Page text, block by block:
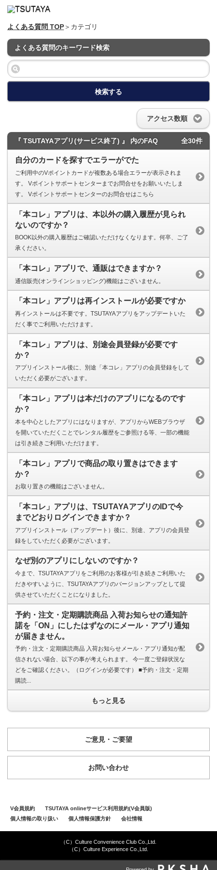
よくある質問 TOP＞カテゴリ
よくある質問のキーワード検索
検索する
アクセス数順
『 TSUTAYAアプリ(サービス終了) 』 内のFAQ 全30件
自分のカードを探すでエラーがでた
ご利用中のVポイントカードが複数ある場合エラーが表示されま
す。 Vポイントサポートセンターまでお問合せをお願いいたしま
す。 Vポイントサポートセンターのお問合せはこちら
「本コレ」アプリは、本以外の購入履歴が見られ
ないのですか？
BOOK以外の購入履歴はご確認いただけなくなります。何卒、ご了
承ください。
「本コレ」アプリで、通販はできますか？
通信販売(オンラインショッピング)機能はございません。
「本コレ」アプリは再インストールが必要ですか
再インストールは不要です。TSUTAYAアプリをアップデートいた
だく事でご利用いただけます。
「本コレ」アプリは、別途会員登録が必要です
か？
アプリインストール後に、別途「本コレ」アプリの会員登録をして
いただく必要がございます。
「本コレ」アプリは本だけのアプリになるのです
か？
本を中心としたアプリにはなりますが、アプリからWEBブラウザ
を開いていただくことでレンタル履歴をご参照ける等、一部の機能
は引き続きご利用いただけます。
「本コレ」アプリで商品の取り置きはできます
か？
お取り置きの機能はございません。
「本コレ」アプリは、TSUTAYAアプリのIDで今
までどおりログインできますか？
アプリインストール（アップデート）後に、別途、アプリの会員登
録をしていただく必要がございます。
なぜ別のアプリにしないのですか？
今まで、TSUTAYAアプリをご利用のお客様が引き続きご利用いた
だきやすいように、TSUTAYAアプリのバージョンアップとして提
供させていただくことになりました。
予約・注文・定期購読商品 入荷お知らせの通知許
諾を「ON」にしたはずなのにメール・アプリ通知
が届きません。
予約・注文・定期購読商品 入荷お知らせメール・アプリ通知が配
信されない場合、以下の事が考えられます。 今一度ご登録状況な
どをご確認ください。（ログインが必要です） ■予約・注文・定期
購読...
もっと見る
ご意見・ご要望
お問い合わせ
V会員規約
TSUTAYA onlineサービス利用規約(V会員版)
個人情報の取り扱い
個人情報保護方針 会社情報
（C）Culture Convenience Club Co.,Ltd.
（C）Culture Experience Co.,Ltd.